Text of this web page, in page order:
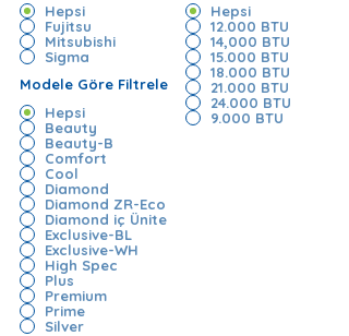
Hepsi
Fujitsu
Mitsubishi
Sigma
Modele Göre Filtrele
Hepsi
Beauty
Beauty-B
Comfort
Cool
Diamond
Diamond ZR-Eco
Diamond iç Ünite
Exclusive-BL
Exclusive-WH
High Spec
Plus
Premium
Prime
Silver
Hepsi
12.000 BTU
14,000 BTU
15.000 BTU
18.000 BTU
21.000 BTU
24.000 BTU
9.000 BTU